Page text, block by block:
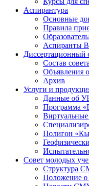
Аспирантура
Основные
Правила
Аспиранты
Диссертационный
Состав
Объявления
Архив
Услуги и
Данные об
Программа
Полигон
Совет молодых
Структура
Положение